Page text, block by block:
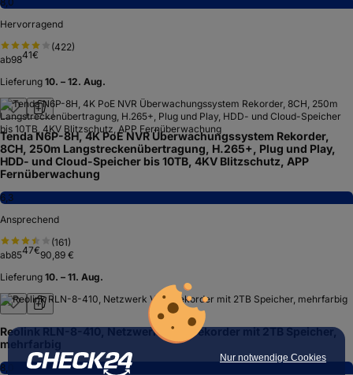
Nur notwendige Cookies
Hervorragend
(422)
ab9841€
Lieferung 10. – 12. Aug.
Tenda N6P-8H, 4K PoE NVR Überwachungssystem Rekorder,
8CH, 250m Langstreckenübertragung, H.265+, Plug und Play,
HDD- und Cloud-Speicher bis 10TB, 4KV Blitzschutz, APP
Fernüberwachung
6,3
Ansprechend
(161)
ab8547€90,89 €
Lieferung 10. – 11. Aug.
Reolink RLN-8-410, Netzwerk Videorekorder mit 2TB Speicher,
mehrfarbig
8,0